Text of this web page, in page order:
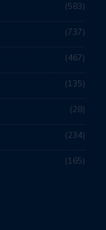
583
737
467
135
28
234
165